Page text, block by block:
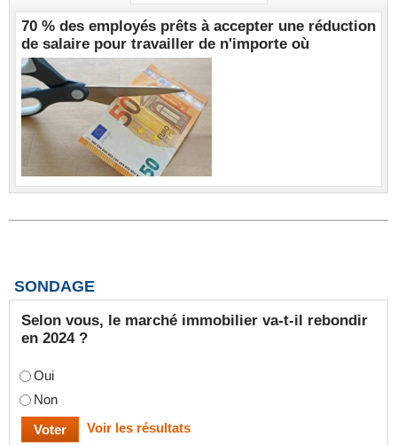
70 % des employés prêts à accepter une réduction
de salaire pour travailler de n'importe où
SONDAGE
Selon vous, le marché immobilier va-t-il rebondir
en 2024 ?
Oui
Non
Voir les résultats